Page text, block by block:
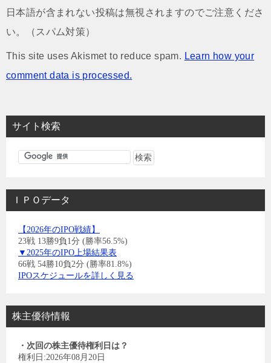
日本語が含まれない投稿は無視されますのでご注意くださ
い。（スパム対策）
This site uses Akismet to reduce spam. Learn how your
comment data is processed.
サイト検索
ＩＰＯデータ
【2026年のIPO戦績】
23戦 13勝9負1分 (勝率56.5%)
▼2025年のIPO上場結果表
66戦 54勝10負2分 (勝率81.8%)
IPOスケジュールを詳しく見る
株主優待情報
・次回の株主優待権利日は？
権利日:2026年08月20日